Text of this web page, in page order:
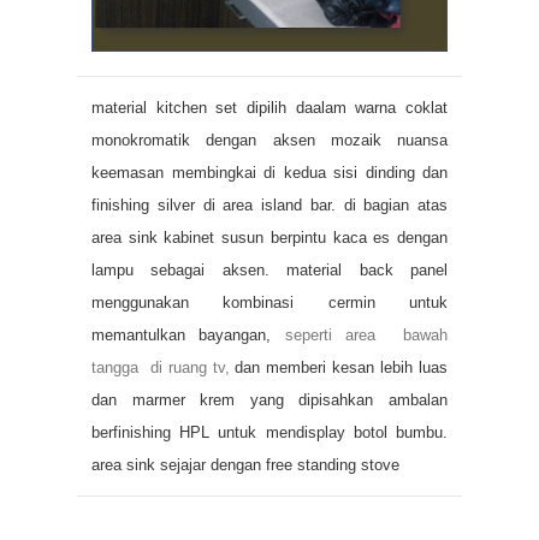
material kitchen set dipilih daalam warna coklat
monokromatik dengan aksen mozaik nuansa
keemasan membingkai di kedua sisi dinding dan
finishing silver di area island bar. di bagian atas
area sink kabinet susun berpintu kaca es dengan
lampu sebagai aksen. material back panel
menggunakan kombinasi cermin untuk
memantulkan bayangan, seperti area bawah
tangga di ruang tv, dan memberi kesan lebih luas
dan marmer krem yang dipisahkan ambalan
berfinishing HPL untuk mendisplay botol bumbu.
area sink sejajar dengan free standing stove